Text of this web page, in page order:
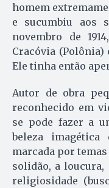
homem
e sucumbiu aos
novembro de
Cracóvia (Polônia)
Ele tinha então
Autor de obra
reconhecido em
se pode fazer a
beleza
marcada por
solidão, a
religiosidade